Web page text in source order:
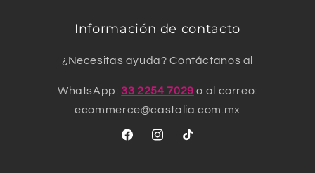
Información de contacto
¿Necesitas ayuda? Contáctanos al
WhatsApp: 33 2254 7029 o al correo:
ecommerce@castalia.com.mx
FacebookInstagram
TikTok